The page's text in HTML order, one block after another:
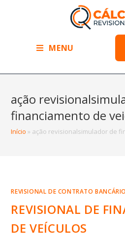
MENU
ação
financiamento de
Início » ação revisionalsimulador de
REVISIONAL DE CONTRATO BANCÁRIO
REVISIONAL DE
DE VEÍCULOS